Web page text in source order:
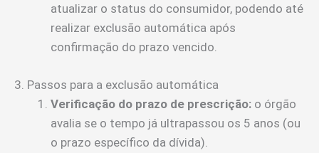
atualizar o status do consumidor, podendo até
realizar exclusão automática após
confirmação do prazo vencido.
3. Passos para a exclusão automática
Verificação do prazo de prescrição: o órgão
avalia se o tempo já ultrapassou os 5 anos (ou
o prazo específico da dívida).